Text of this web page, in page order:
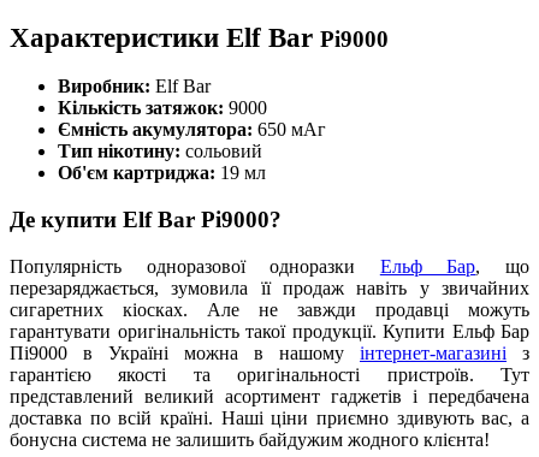
Характеристики Elf Bar Pi9000
Виробник: Elf Bar
Кількість затяжок: 9000
Ємність акумулятора: 650 мАг
Тип нікотину: сольовий
Об'єм картриджа: 19 мл
Де купити Elf Bar Pi9000?
Популярність одноразової одноразки Ельф Бар, що
перезаряджається, зумовила її продаж навіть у звичайних
сигаретних кіосках. Але не завжди продавці можуть
гарантувати оригінальність такої продукції. Купити Ельф Бар
Пі9000 в Україні можна в нашому інтернет-магазині з
гарантією якості та оригінальності пристроїв. Тут
представлений великий асортимент гаджетів і передбачена
доставка по всій країні. Наші ціни приємно здивують вас, а
бонусна система не залишить байдужим жодного клієнта!